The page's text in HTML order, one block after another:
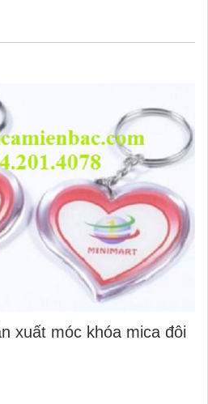
xuất móc khóa mica đôi